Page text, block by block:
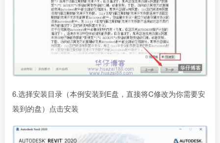
6.选择安装目录（本例安装到E盘，直接将C修改为你需要安
装到的盘）点击安装